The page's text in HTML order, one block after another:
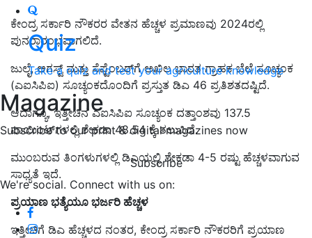
Quiz
Take a quiz and test your agriculture knowledge
Magazine
Subscribe to our print & digital magazines now
Subscribe
We're social. Connect with us on:
ಕೇಂದ್ರ ಸರ್ಕಾರಿ ನೌಕರರ ವೇತನ ಹೆಚ್ಚಳ ಪ್ರಮಾಣವು 2024ರಲ್ಲಿ
ಪುನರಾರಂಭವಾಗಲಿದೆ.
ಜುಲೈ, ಆಗಸ್ಟ್ ಮತ್ತು ಸೆಪ್ಟೆಂಬರ್‌ಗೆ ಅಖಿಲ ಭಾರತ ಗ್ರಾಹಕ ಬೆಲೆ ಸೂಚ್ಯಂಕ
(ಎಐಸಿಪಿಐ) ಸೂಚ್ಯಂಕದೊಂದಿಗೆ ಪ್ರಸ್ತುತ ಡಿಎ 46 ಪ್ರತಿಶತದಷ್ಟಿದೆ.
ಆದಾಗ್ಯೂ, ಇತ್ತೀಚಿನ ಎಐಸಿಪಿಐ ಸೂಚ್ಯಂಕ ದತ್ತಾಂಶವು 137.5
ಪಾಯಿಂಟ್‌ಗಳಲ್ಲಿ ಶೇಕಡಾ 48.54 ಕ್ಕೆ ತಲುಪಿದೆ.
ಮುಂಬರುವ ತಿಂಗಳುಗಳಲ್ಲಿ ಡಿಎಯಲ್ಲಿ ಶೇಕಡಾ 4-5 ರಷ್ಟು ಹೆಚ್ಚಳವಾಗುವ
ಸಾಧ್ಯತೆ ಇದೆ.
ಪ್ರಯಾಣ ಭತ್ಯೆಯೂ ಭರ್ಜರಿ ಹೆಚ್ಚಳ
ಇತ್ತೀಚಿಗೆ ಡಿಎ ಹೆಚ್ಚಳದ ನಂತರ, ಕೇಂದ್ರ ಸರ್ಕಾರಿ ನೌಕರರಿಗೆ ಪ್ರಯಾಣ